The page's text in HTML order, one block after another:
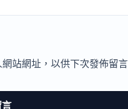
站網址，以供下次發佈留